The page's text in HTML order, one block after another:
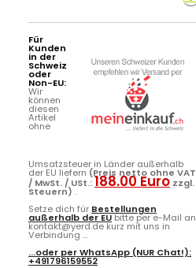
Für
Kunden
in der
Schweiz
oder
Non-EU:
Wir
können
diesen
Artikel
ohne
Umsatzsteuer in Länder außerhalb
der EU liefern (Preis netto ohne VAT
/ MwSt. / USt.:188.00 Euro zzgl.
Steuern) .
Setze dich für Bestellungen
außerhalb der EUbitte per e-Mail an
kontakt@yerd.de kurz mit uns in
Verbindung ...
...oder perWhatsApp (NUR Chat!):
+491796159552